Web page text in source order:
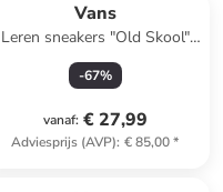
Vans
Leren sneakers "Old Skool"
oranje
-67%
vanaf: € 27,99
Adviesprijs (AVP): € 85,00*